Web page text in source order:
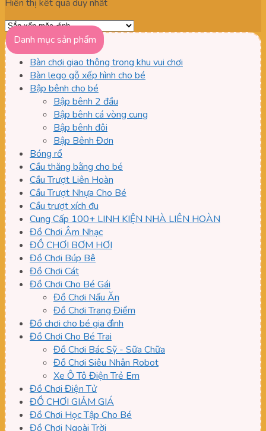
Hiển thị kết quả duy nhất
Danh mục sản phẩm
Bàn chơi giao thông trong khu vui chơi
Bàn lego gỗ xếp hình cho bé
Bập bênh cho bé
Bập bênh 2 đầu
Bập bênh cá vòng cung
Bập bênh đôi
Bập Bênh Đơn
Bóng rổ
Cầu thăng bằng cho bé
Cầu Trượt Liên Hoàn
Cầu Trượt Nhựa Cho Bé
Cầu trượt xích đu
Cung Cấp 100+ LINH KIỆN NHÀ LIÊN HOÀN
Đồ Chơi Âm Nhạc
ĐỒ CHƠI BƠM HƠI
Đồ Chơi Búp Bê
Đồ Chơi Cát
Đồ Chơi Cho Bé Gái
Đồ Chơi Nấu Ăn
Đồ Chơi Trang Điểm
Đồ chơi cho bé gia đình
Đồ Chơi Cho Bé Trai
Đồ Chơi Bác Sỹ - Sữa Chữa
Đồ Chơi Siêu Nhân Robot
Xe Ô Tô Điện Trẻ Em
Đồ Chơi Điện Tử
ĐỒ CHƠI GIẢM GIÁ
Đồ Chơi Học Tập Cho Bé
Đồ Chơi Ngoài Trời